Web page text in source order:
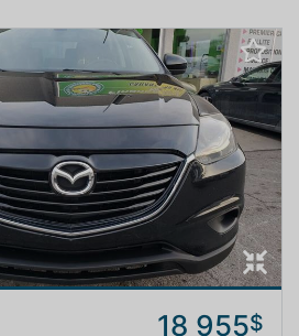
18 955$